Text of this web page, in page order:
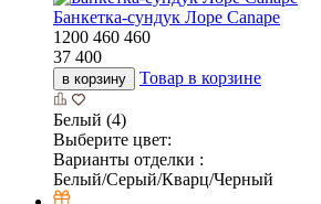
Банкетка-сундук Лоре Canape
1200 460 460
37 400
в корзину Товар в корзине
Белый (4)
Выберите цвет:
Варианты отделки :
Белый/Серый/Кварц/Черный